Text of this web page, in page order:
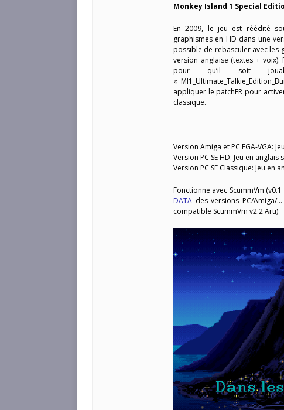
Monkey Island 1 Special
En 2009, le jeu est réédité
graphismes en HD dans une
possible de rebasculer avec les
version anglaise (textes +
pour qu’il soit
«
appliquer le patchFR pour
classique.
Version Amiga et PC EGA-VGA:
Version PC SE HD: Jeu en anglais
Version PC SE Classique: Jeu en
Fonctionne avec ScummVm
DATA des versions PC/Amiga/
compatible ScummVm v2.2 Arti)